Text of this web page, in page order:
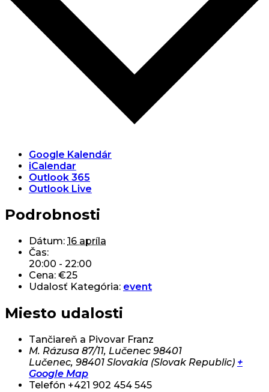
Google Kalendár
iCalendar
Outlook 365
Outlook Live
Podrobnosti
Dátum: 16 apríla
Čas:
20:00 - 22:00
Cena: €25
Udalosť Kategória: event
Miesto udalosti
Tančiareň a Pivovar Franz
M. Rázusa 87/11, Lučenec 98401
Lučenec, 98401 Slovakia (Slovak Republic) +
Google Map
Telefón +421 902 454 545